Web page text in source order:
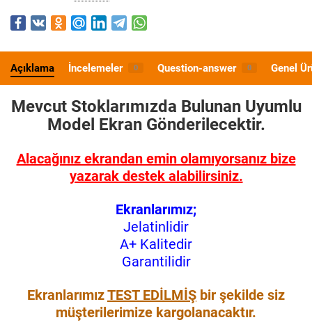
Açıklama İncelemeler 0 Question-answer 0 Genel
Mevcut Stoklarımızda Bulunan Uyumlu
Model Ekran Gönderilecektir.
Alacağınız ekrandan emin olamıyorsanız bize
yazarak destek alabilirsiniz.
Ekranlarımız;
Jelatinlidir
A+ Kalitedir
Garantilidir
EkranlarımızTEST EDİLMİŞ bir şekilde siz
müşterilerimize kargolanacaktır.